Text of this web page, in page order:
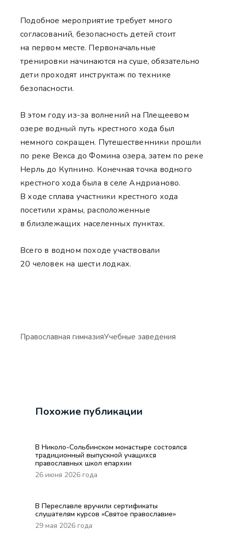
Подобное мероприятие требует много
согласований, безопасность детей стоит
на первом месте. Первоначальные
тренировки начинаются на суше, обязательно
дети проходят инструктаж по технике
безопасности.
В этом году из-за волнений на Плещеевом
озере водный путь крестного хода был
немного сокращен. Путешественники прошли
по реке Векса до Фомина озера, затем по реке
Нерль до Купнино. Конечная точка водного
крестного хода была в селе Андрианово.
В ходе сплава участники крестного хода
посетили храмы, расположенные
в близлежащих населенных пунктах.
Всего в водном походе участвовали
20 человек на шести лодках.
Православная гимназияУчебные заведения
Похожие публикации
В Николо-Сольбинском монастыре состоялся
традиционный выпускной учащихся
православных школ епархии
26 июня 2026 года
В Переславле вручили сертификаты
слушателям курсов «Святое православие»
29 мая 2026 года